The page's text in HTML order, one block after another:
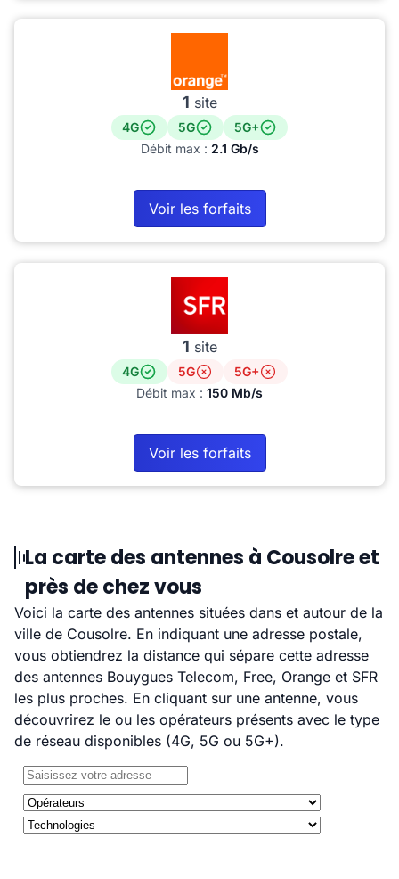
1 site
4G 5G
5G+
Débit max : 2.1 Gb/s
Voir les forfaits
1 site
4G 5G
5G+
Débit max : 150 Mb/s
Voir les forfaits
La carte des antennes à Cousolre et
près de chez vous
Voici la carte des antennes situées dans et autour de la
ville de Cousolre. En indiquant une adresse postale,
vous obtiendrez la distance qui sépare cette adresse
des antennes Bouygues Telecom, Free, Orange et SFR
les plus proches. En cliquant sur une antenne, vous
découvrirez le ou les opérateurs présents avec le type
de réseau disponibles (4G, 5G ou 5G+).